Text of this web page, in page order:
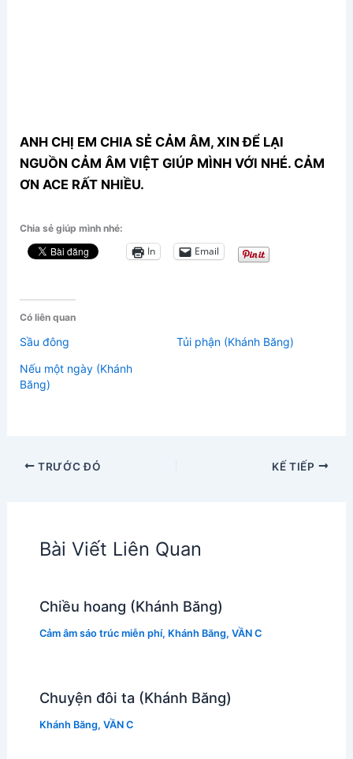
ANH CHỊ EM CHIA SẺ CẢM ÂM, XIN ĐỂ LẠI
NGUỒN CẢM ÂM VIỆT GIÚP MÌNH VỚI NHÉ. CẢM
ƠN ACE RẤT NHIỀU.
Chia sẻ giúp mình nhé:
In Email
Có liên quan
Sầu đông
Tủi phận (Khánh Băng)
Nếu một ngày (Khánh
Băng)
TRƯỚC ĐÓ KẾ TIẾP
Bài Viết Liên Quan
Chiều hoang (Khánh Băng)
Cảm âm sáo trúc miễn phí, Khánh Băng, VẦN C
Chuyện đôi ta (Khánh Băng)
Khánh Băng, VẦN C